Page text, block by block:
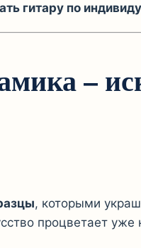
гитару по
–
, которыми
процветает уже